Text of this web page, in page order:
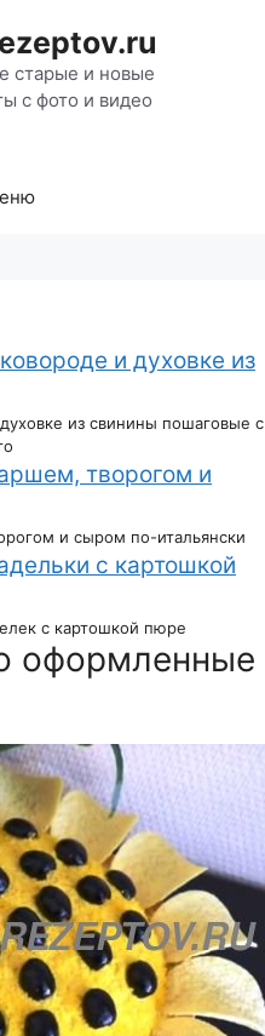
старые и новые
с фото и видео
из свинины пошаговые с
и сыром по-итальянски
с картошкой пюре
оформленные